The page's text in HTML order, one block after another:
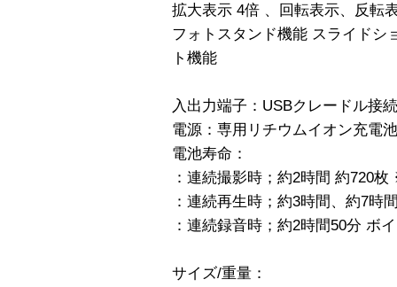
拡大表示 4倍 、回転表示、反転
フォトスタンド機能 スライドシ
ト機能
入出力端子：USBクレードル接
電源：専用リチウムイオン充電池
電池寿命：
：連続撮影時；約2時間 約720
：連続再生時；約3時間、約7時
：連続録音時；約2時間50分 ボ
サイズ/重量：